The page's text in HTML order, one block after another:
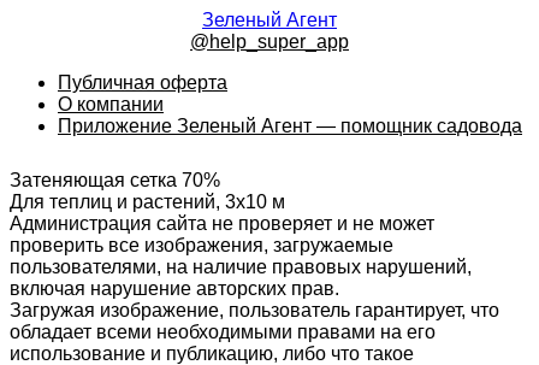
Зеленый Агент
@help_super_app
Публичная оферта
О компании
Приложение Зеленый Агент — помощник садовода
Затеняющая сетка 70%
Для теплиц и растений, 3х10 м
Администрация сайта не проверяет и не может
проверить все изображения, загружаемые
пользователями, на наличие правовых нарушений,
включая нарушение авторских прав.
Загружая изображение, пользователь гарантирует, что
обладает всеми необходимыми правами на его
использование и публикацию, либо что такое